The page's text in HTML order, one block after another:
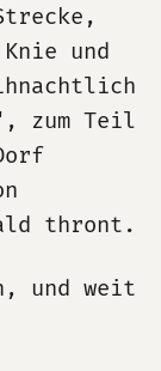
und
zum Teil
thront.
und weit